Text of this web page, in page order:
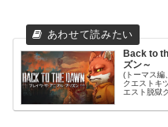
Back to
ズン～
(トーマス
クエストキ
エスト脱獄
ストビッグ
ブラックク